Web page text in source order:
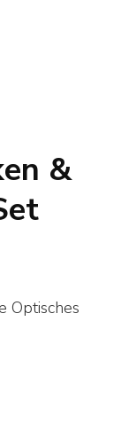
&
Optisches